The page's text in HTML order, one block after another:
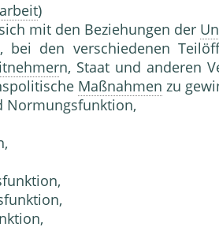
)
mit den Beziehungen der
bei den verschiedenen
n, Staat und anderen
Maßnahmen zu
Normungsfunktion,